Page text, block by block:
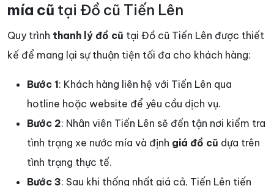
mía cũ tại Đồ cũ Tiến Lên
Quy trình thanh lý đồ cũ tại Đồ cũ Tiến Lên được thiết
kế để mang lại sự thuận tiện tối đa cho khách hàng:
Bước 1: Khách hàng liên hệ với Tiến Lên qua
hotline hoặc website để yêu cầu dịch vụ.
Bước 2: Nhân viên Tiến Lên sẽ đến tận nơi kiểm tra
tình trạng xe nước mía và định giá đồ cũ dựa trên
tình trạng thực tế.
Bước 3: Sau khi thống nhất giá cả, Tiến Lên tiến